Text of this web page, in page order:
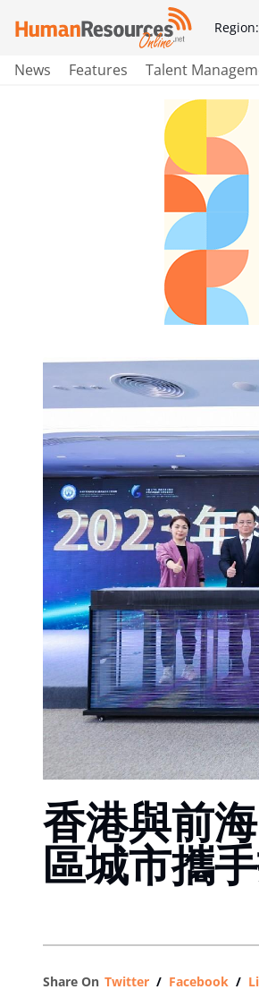
Region:
News Features Talent
香港與前
區城市攜
Share On Twitter / Facebook /